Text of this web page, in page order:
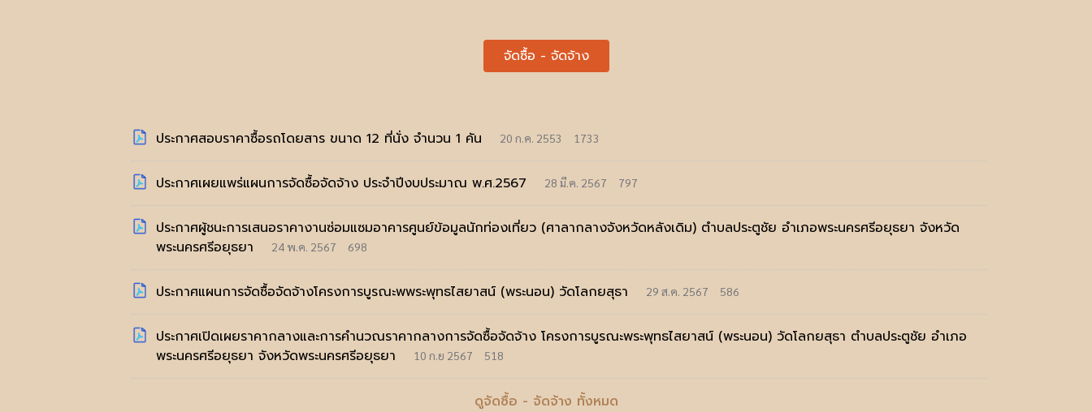
จัดซื้อ - จัดจ้าง
ประกาศสอบราคาซื้อรถโดยสาร ขนาด 12 ที่นั่ง จำนวน 1 คัน 20 ก.ค. 2553 1733
ประกาศเผยแพร่แผนการจัดซื้อจัดจ้าง ประจำปีงบประมาณ พ.ศ.2567 28 มี.ค. 2567 797
ประกาศผู้ชนะการเสนอราคางานซ่อมแซมอาคารศูนย์ข้อมูลนักท่องเที่ยว (ศาลากลางจังหวัดหลังเดิม) ตำบลประตูชัย อำเภอพระนครศรีอยุธยา จังหวัด
พระนครศรีอยุธยา
24 พ.ค. 2567 698
ประกาศแผนการจัดซื้อจัดจ้างโครงการบูรณะพพระพุทธไสยาสน์ (พระนอน) วัดโลกยสุธา 29 ส.ค. 2567 586
ประกาศเปิดเผยราคากลางและการคำนวณราคากลางการจัดซื้อจัดจ้าง โครงการบูรณะพระพุทธไสยาสน์ (พระนอน) วัดโลกยสุธา ตำบลประตูชัย อำเภอ
พระนครศรีอยุธยา จังหวัดพระนครศรีอยุธยา
10 ก.ย 2567 518
ดูจัดซื้อ - จัดจ้าง ทั้งหมด